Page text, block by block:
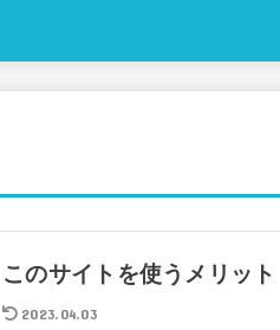
このサイトを使うメリット
2023.04.03